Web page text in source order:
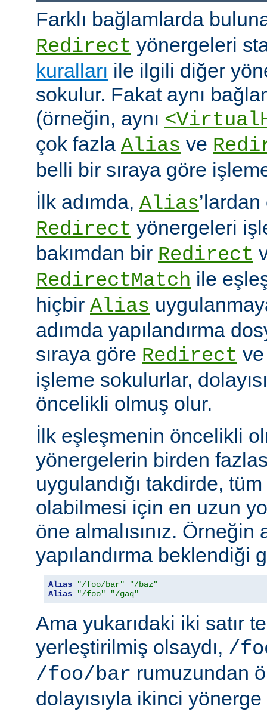
Farklı bağlamlarda
Redirect yönergeleri
kuralları ile ilgili diğer
sokulur. Fakat aynı
(örneğin, aynı
çok fazla Alias ve
belli bir sıraya göre
İlk adımda, Alias
Redirect yönergeleri
bakımdan bir Redirect
RedirectMatch ile
hiçbir Alias
adımda yapılandırma
sıraya göre Redirect
işleme sokulurlar,
öncelikli olmuş olur.
İlk eşleşmenin öncelikli
yönergelerin birden
uygulandığı takdirde,
olabilmesi için en uzun
öne almalısınız. Örneğin
yapılandırma beklendiği
Alias "/foo/bar"
"/baz"
Alias
"/foo" "/gaq"
Ama yukarıdaki iki satır
yerleştirilmiş olsaydı, /
/foo/bar rumuzundan
dolayısıyla ikinci yönerge